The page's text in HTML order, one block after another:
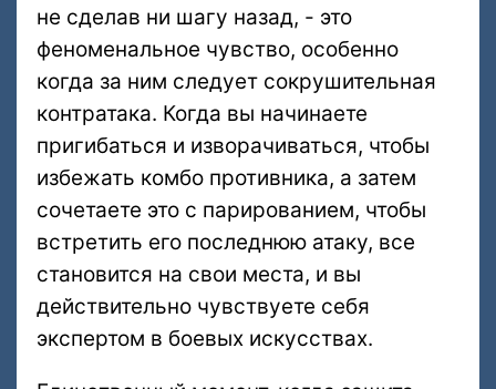
не сделав ни шагу назад, - это
феноменальное чувство, особенно
когда за ним следует сокрушительная
контратака. Когда вы начинаете
пригибаться и изворачиваться, чтобы
избежать комбо противника, а затем
сочетаете это с парированием, чтобы
встретить его последнюю атаку, все
становится на свои места, и вы
действительно чувствуете себя
экспертом в боевых искусствах.